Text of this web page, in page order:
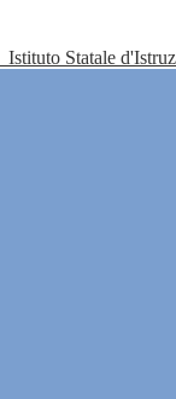
Istituto Statale